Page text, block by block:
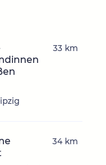
33 km
34 km